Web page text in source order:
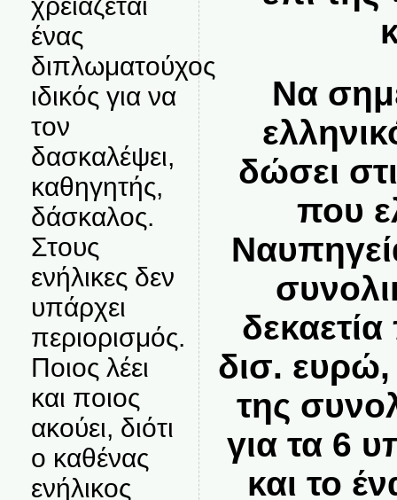
ένας
διπλωματούχος
ιδικός για να
τον
δασκαλέψει,
καθηγητής,
δάσκαλος.
Στους
ενήλικες δεν
υπάρχει
περιορισμός.
Ποιος λέει
και ποιος
ακούει, διότι
ο καθένας
ενήλικος
Να
δώσει
που
δισ.
της
για τα 6
και το